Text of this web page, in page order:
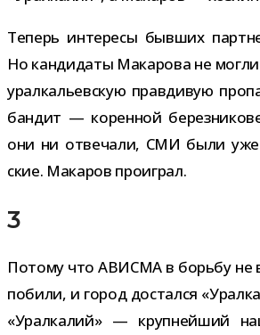
Теперь инте­ресы быв­ших
Но кан­ди­даты Макарова не
урал­ка­льев­скую прав­ди­вую
бан­дит — корен­ной
они ни отве­чали, СМИ были
ские. Макаров проиграл.
3
Потому что АВИСМА в борьбу не
побили, и город достался
«Уралкалий» — круп­ней­ший